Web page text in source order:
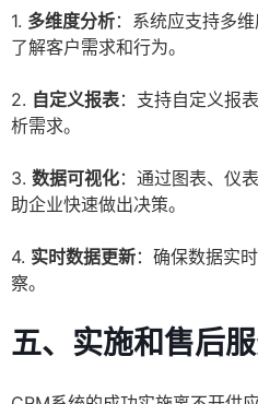
1. 多维度分析：系统应支持多
了解客户需求和行为。
2. 自定义报表：支持自定义报
析需求。
3. 数据可视化：通过图表、仪
助企业快速做出决策。
4. 实时数据更新：确保数据实
察。
五、实施和售后